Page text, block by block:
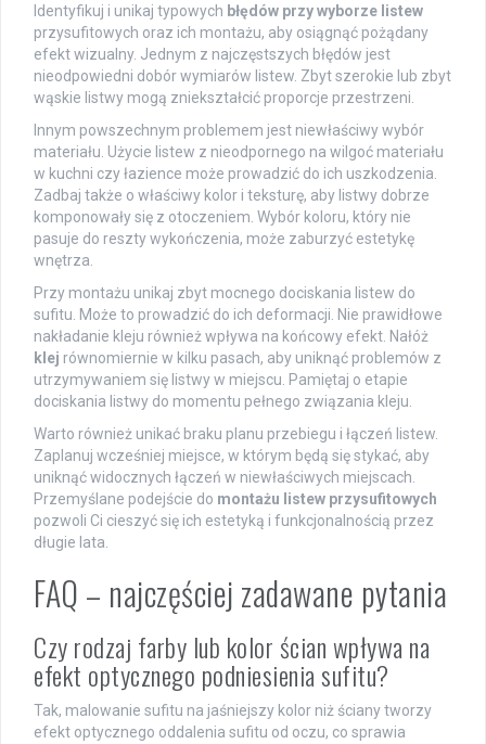
Identyfikuj i unikaj typowych błędów przy wyborze listew
przysufitowych oraz ich montażu, aby osiągnąć pożądany
efekt wizualny. Jednym z najczęstszych błędów jest
nieodpowiedni dobór wymiarów listew. Zbyt szerokie lub zbyt
wąskie listwy mogą zniekształcić proporcje przestrzeni.
Innym powszechnym problemem jest niewłaściwy wybór
materiału. Użycie listew z nieodpornego na wilgoć materiału
w kuchni czy łazience może prowadzić do ich uszkodzenia.
Zadbaj także o właściwy kolor i teksturę, aby listwy dobrze
komponowały się z otoczeniem. Wybór koloru, który nie
pasuje do reszty wykończenia, może zaburzyć estetykę
wnętrza.
Przy montażu unikaj zbyt mocnego dociskania listew do
sufitu. Może to prowadzić do ich deformacji. Nie prawidłowe
nakładanie kleju również wpływa na końcowy efekt. Nałóż
klej równomiernie w kilku pasach, aby uniknąć problemów z
utrzymywaniem się listwy w miejscu. Pamiętaj o etapie
dociskania listwy do momentu pełnego związania kleju.
Warto również unikać braku planu przebiegu i łączeń listew.
Zaplanuj wcześniej miejsce, w którym będą się stykać, aby
uniknąć widocznych łączeń w niewłaściwych miejscach.
Przemyślane podejście do montażu listew przysufitowych
pozwoli Ci cieszyć się ich estetyką i funkcjonalnością przez
długie lata.
FAQ – najczęściej zadawane pytania
Czy rodzaj farby lub kolor ścian wpływa na
efekt optycznego podniesienia sufitu?
Tak, malowanie sufitu na jaśniejszy kolor niż ściany tworzy
efekt optycznego oddalenia sufitu od oczu, co sprawia